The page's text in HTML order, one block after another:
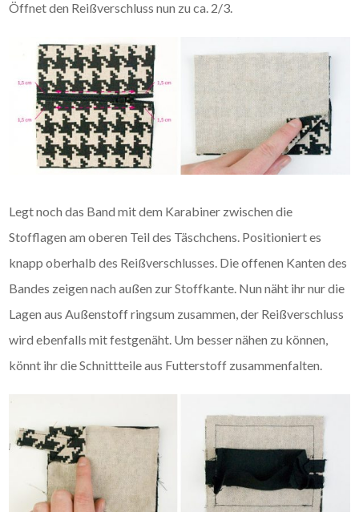
Öffnet den Reißverschluss nun zu ca. 2/3.
Legt noch das Band mit dem Karabiner zwischen die
Stofflagen am oberen Teil des Täschchens. Positioniert es
knapp oberhalb des Reißverschlusses. Die offenen Kanten des
Bandes zeigen nach außen zur Stoffkante. Nun näht ihr nur die
Lagen aus Außenstoff ringsum zusammen, der Reißverschluss
wird ebenfalls mit festgenäht. Um besser nähen zu können,
könnt ihr die Schnittteile aus Futterstoff zusammenfalten.